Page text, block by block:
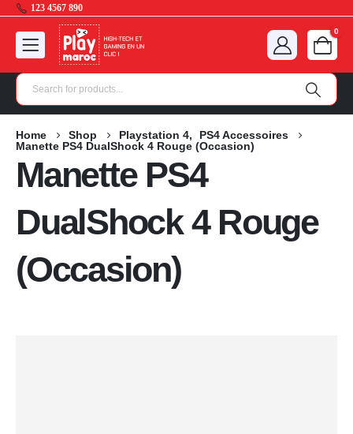
123 4567 890
0
Home Shop Playstation 4,
PS4 Accessoires
Manette PS4 DualShock 4 Rouge (Occasion)
Manette PS4
DualShock 4 Rouge
(Occasion)